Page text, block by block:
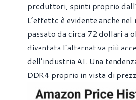
produttori, spinti proprio
L’effetto è evidente anche
passato da circa 72 dollari a
diventata l’alternativa più
dell’industria AI. Una
DDR4 proprio in vista di